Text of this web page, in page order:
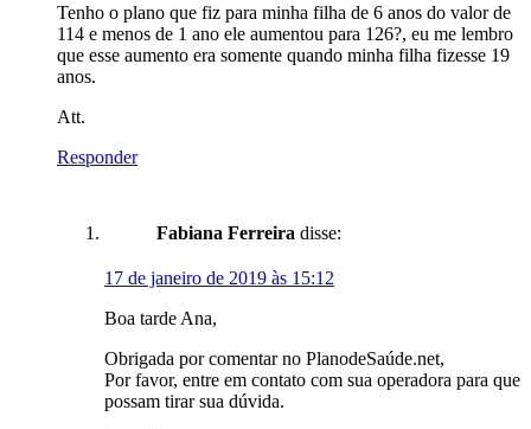
Tenho o plano que fiz para minha filha de 6 anos do valor de
114 e menos de 1 ano ele aumentou para 126?, eu me lembro
que esse aumento era somente quando minha filha fizesse 19
anos.
Att.
Responder
Fabiana Ferreira disse:
17 de janeiro de 2019 às 15:12
Boa tarde Ana,
Obrigada por comentar no PlanodeSaúde.net,
Por favor, entre em contato com sua operadora para que
possam tirar sua dúvida.